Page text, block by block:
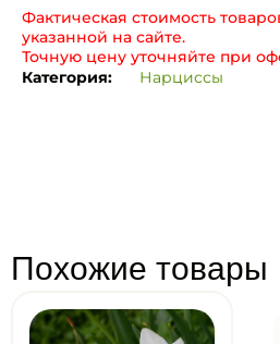
Фактическая стоимость
указанной на сайте.
Точную цену уточняйте при
Категория:
Нарциссы
Похожие товары